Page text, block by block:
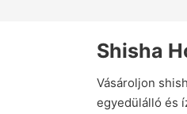
Shisha
Vásároljon
egyedülálló és